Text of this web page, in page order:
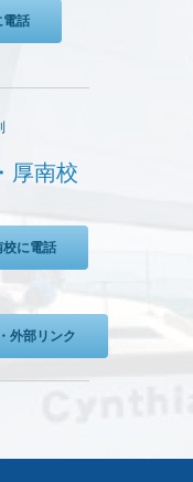
電話
厚南校
に電話
外部リンク